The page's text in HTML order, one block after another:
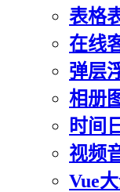
表格
在线
弹层
相册
时间
视频
Vue